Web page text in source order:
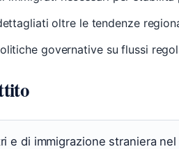
oltre le tendenze
governative su flussi
e di immigrazione straniera